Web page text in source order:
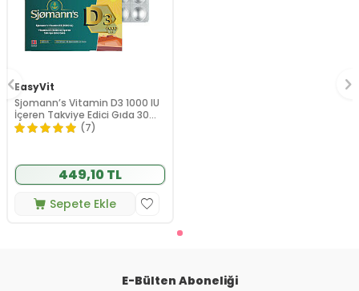
EasyVit
Sjomann’s Vitamin D3 1000 IU
İçeren Takviye Edici Gıda 30
Adet Çiğnenebilir Jel Form
(7)
449,10 TL
Sepete Ekle
E-Bülten Aboneliği